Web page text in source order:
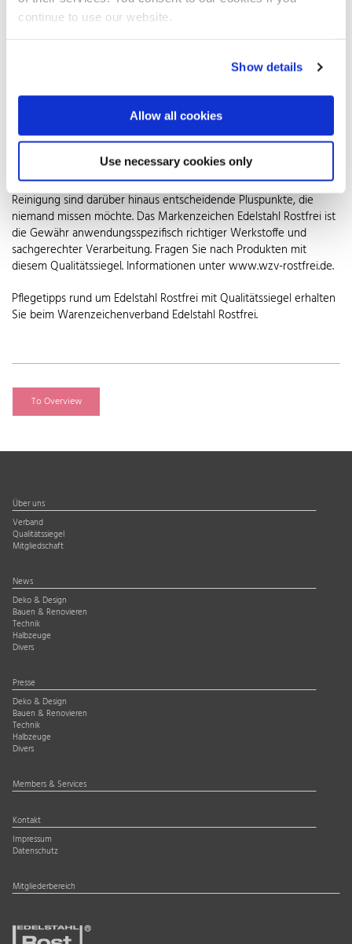
continue to use our website.
Show details
Allow all cookies
Use necessary cookies only
nahezu unbegrenzte Haltbarkeit, sondern auch durch positiven
Zeitgemäß und dennoch zeitlos ist rostfreier Edelstahl im Bad. Die
Wand- oder Bodenfliesen erinnern unweigerlich an die Reinheit
des Wassers. Geschliffen matt oder hoch glänzend, minimalistisch
oder massiv – die dezente Eleganz hat das Zeug zum Klassiker von
Stoffe gibt Edelstahl Rostfrei mit Qualitätssiegel die Sicherheit der
nachhaltigen Entscheidung. Perfekte Hygiene und einfache
Reinigung sind darüber hinaus entscheidende Pluspunkte, die
niemand missen möchte. Das Markenzeichen Edelstahl Rostfrei ist
die Gewähr anwendungsspezifisch richtiger Werkstoffe und
sachgerechter Verarbeitung. Fragen Sie nach Produkten mit
diesem Qualitätssiegel. Informationen unter www.wzv-rostfrei.de.
Pflegetipps rund um Edelstahl Rostfrei mit Qualitätssiegel erhalten
Sie beim Warenzeichenverband Edelstahl Rostfrei.
To Overview
Über uns
Verband
Qualitätssiegel
Mitgliedschaft
News
Deko & Design
Bauen & Renovieren
Technik
Halbzeuge
Divers
Presse
Deko & Design
Bauen & Renovieren
Technik
Halbzeuge
Divers
Members & Services
Kontakt
Impressum
Datenschutz
Mitgliederbereich